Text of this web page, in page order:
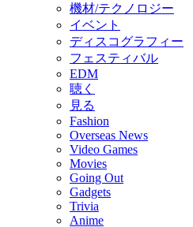
機材/テクノロジー
イベント
ディスコグラフィー
フェスティバル
EDM
聴く
見る
Fashion
Overseas News
Video Games
Movies
Going Out
Gadgets
Trivia
Anime